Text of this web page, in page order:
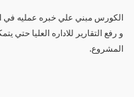
الكورس مبني علي خبره عمليه في
و رفع التقارير للاداره العليا
المشروع.